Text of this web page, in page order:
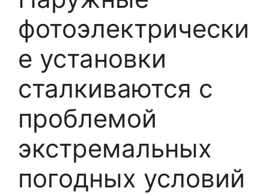
фотоэлектрически
е установки
сталкиваются с
проблемой
экстремальных
погодных условий